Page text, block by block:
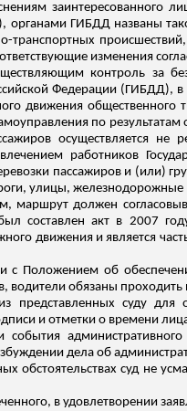
заинтересованного
органами ГИБДД названы
транспортных
изменения
контроль за
Федерации (ГИБДД),
движения общественного
по
осуществляется
работников
пассажиров и (или)
улицы, железнодорожные
маршрут должен
составлен акт в 2007
движения и является
с Положением об
водители обязаны проходить
представленных суду
и отметки о времени
события
дела об
обстоятельствах суд не
, в удовлетворении